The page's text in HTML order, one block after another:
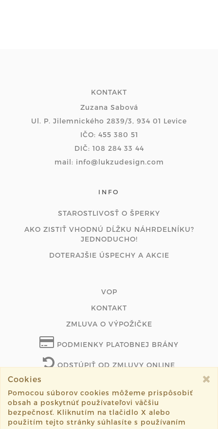
KONTAKT
Zuzana Sabová
Ul. P. Jilemnického 2839/3, 934 01 Levice
IČO: 455 380 51
DIČ: 108 284 33 44
mail: info@lukzudesign.com
INFO
STAROSTLIVOSŤ O ŠPERKY
AKO ZISTIŤ VHODNÚ DĹŽKU NÁHRDELNÍKU?
JEDNODUCHO!
DOTERAJŠIE ÚSPECHY A AKCIE
VOP
KONTAKT
ZMLUVA O VÝPOŽIČKE
PODMIENKY PLATOBNEJ BRÁNY
ODSTÚPIŤ OD ZMLUVY ONLINE
©2026 lukzudesign.com všetky práva vyhradené.
Vytvorené systémomsashe.sk
Cookies
Pomocou súborov cookies môžeme prispôsobiť
obsah a poskytnúť používateľovi väčšiu
bezpečnosť. Kliknutím na tlačidlo X alebo
použitím tejto stránky súhlasíte s používaním